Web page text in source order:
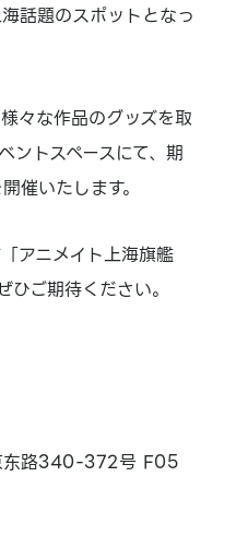
話題のスポットとなっ
々な作品のグッズを取
ントスペースにて、期
催いたします。
アニメイト上海旗艦
ひご期待ください。
路340-372号 F05